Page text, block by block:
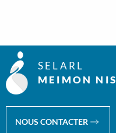
SELARL
MEIMON
NOUS CONTACTER